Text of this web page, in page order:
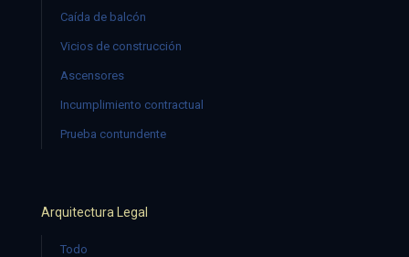
Caída de balcón
Vicios de construcción
Ascensores
Incumplimiento contractual
Prueba contundente
Arquitectura Legal
Todo